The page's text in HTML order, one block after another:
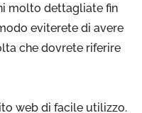
molto dettagliate fin
eviterete di avere
che dovrete riferire
web di facile utilizzo.